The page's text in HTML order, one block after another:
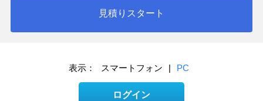
見積りスタート
表示： スマートフォン | PC
ログイン